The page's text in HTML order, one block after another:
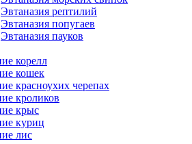
Эвтаназия рептилий
Эвтаназия попугаев
Эвтаназия пауков
корелл
кошек
красноухих черепах
кроликов
крыс
куриц
лис